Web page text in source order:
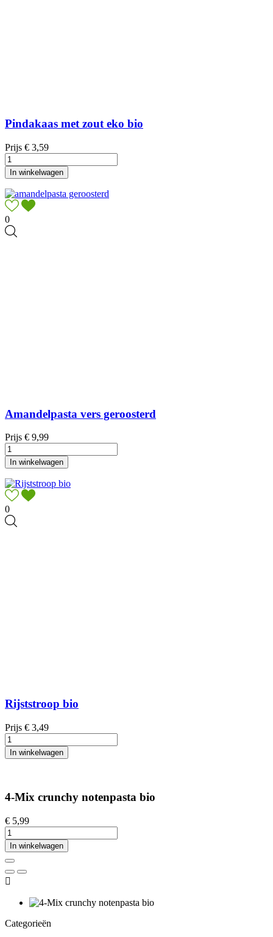
Pindakaas met zout eko bio
Prijs € 3,59
In winkelwagen
0
Amandelpasta vers geroosterd
Prijs € 9,99
In winkelwagen
0
Rijststroop bio
Prijs € 3,49
In winkelwagen
4-Mix crunchy notenpasta bio
€ 5,99
In winkelwagen

Categorieën